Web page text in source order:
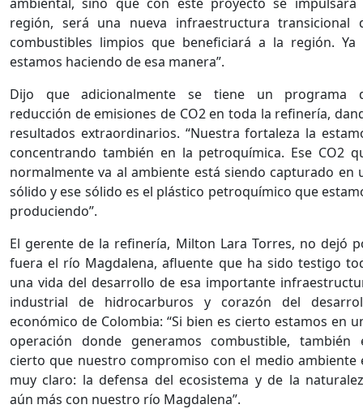
región, será una nueva infraestructura transicional
combustibles limpios que beneficiará a la región. Ya
estamos haciendo de esa manera”.
Dijo que adicionalmente se tiene un programa
reducción de emisiones de CO2 en toda la refinería,
resultados extraordinarios. “Nuestra fortaleza la
concentrando también en la petroquímica. Ese CO2
normalmente va al ambiente está siendo capturado en
sólido y ese sólido es el plástico petroquímico que
produciendo”.
El gerente de la refinería, Milton Lara Torres, no dejó
fuera el río Magdalena, afluente que ha sido testigo
una vida del desarrollo de esa importante
industrial de hidrocarburos y corazón del
económico de Colombia: “Si bien es cierto estamos en
operación donde generamos combustible, también
cierto que nuestro compromiso con el medio ambiente
muy claro: la defensa del ecosistema y de la
aún más con nuestro río Magdalena”.